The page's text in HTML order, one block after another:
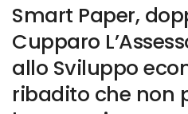
Smart Paper,
Cupparo
allo Sviluppo
ribadito che non